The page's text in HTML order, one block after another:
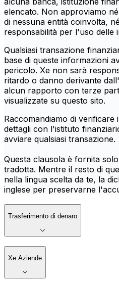
elencato. Non approviamo
di nessuna entità coinvolta,
responsabilità per l'uso delle
Qualsiasi transazione
base di queste informazioni
pericolo. Xe non sarà
ritardo o danno derivante
alcun rapporto con terze
visualizzate su questo sito.
Raccomandiamo di verificare
dettagli con l'istituto
avviare qualsiasi transazione.
Questa clausola è fornita
tradotta. Mentre il resto di
nella lingua scelta da te, la
inglese per preservarne
Trasferimento di denaro
Xe Aziende